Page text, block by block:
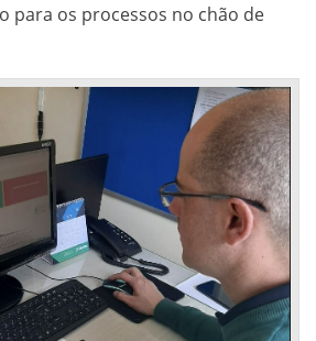
para os processos no chão de